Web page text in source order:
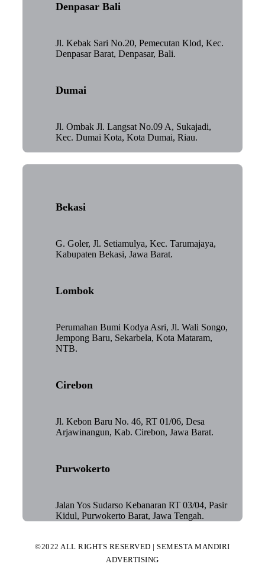
Denpasar Bali
Jl. Kebak Sari No.20, Pemecutan Klod, Kec.
Denpasar Barat, Denpasar, Bali.
Dumai
Jl. Ombak Jl. Langsat No.09 A, Sukajadi,
Kec. Dumai Kota, Kota Dumai, Riau.
Bekasi
G. Goler, Jl. Setiamulya, Kec. Tarumajaya,
Kabupaten Bekasi, Jawa Barat.
Lombok
Perumahan Bumi Kodya Asri, Jl. Wali Songo,
Jempong Baru, Sekarbela, Kota Mataram,
NTB.
Cirebon
Jl. Kebon Baru No. 46, RT 01/06, Desa
Arjawinangun, Kab. Cirebon, Jawa Barat.
Purwokerto
Jalan Yos Sudarso Kebanaran RT 03/04, Pasir
Kidul, Purwokerto Barat, Jawa Tengah.
©2022 ALL RIGHTS RESERVED | SEMESTA MANDIRI
ADVERTISING